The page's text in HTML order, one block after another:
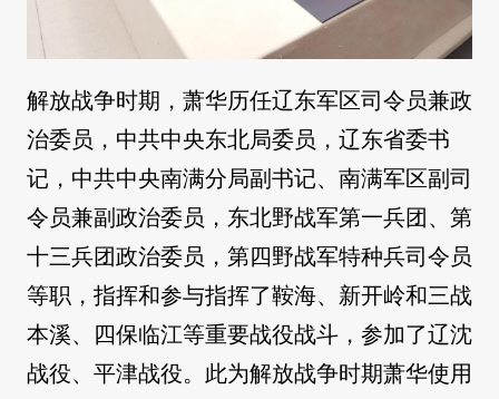
解放战争时期，萧华历任辽东军区司令员兼政
治委员，中共中央东北局委员，辽东省委书
记，中共中央南满分局副书记、南满军区副司
令员兼副政治委员，东北野战军第一兵团、第
十三兵团政治委员，第四野战军特种兵司令员
等职，指挥和参与指挥了鞍海、新开岭和三战
本溪、四保临江等重要战役战斗，参加了辽沈
战役、平津战役。此为解放战争时期萧华使用